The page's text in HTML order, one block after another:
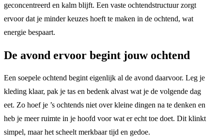
geconcentreerd en kalm blijft. Een vaste ochtendstructuur zorgt
ervoor dat je minder keuzes hoeft te maken in de ochtend, wat
energie bespaart.
De avond ervoor begint jouw ochtend
Een soepele ochtend begint eigenlijk al de avond daarvoor. Leg je
kleding klaar, pak je tas en bedenk alvast wat je de volgende dag
eet. Zo hoef je ’s ochtends niet over kleine dingen na te denken en
heb je meer ruimte in je hoofd voor wat er echt toe doet. Dit klinkt
simpel, maar het scheelt merkbaar tijd en gedoe.